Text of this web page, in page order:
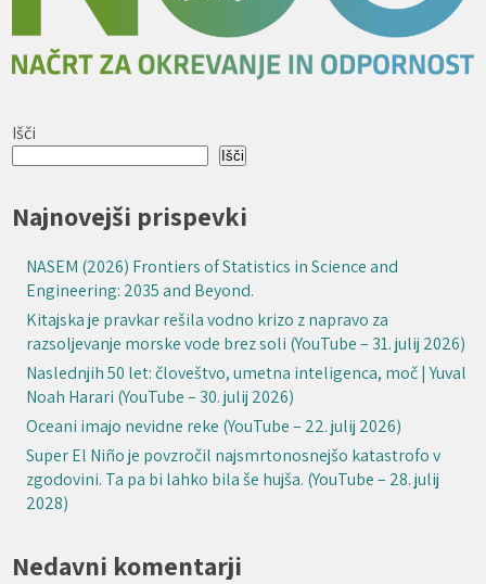
Išči
Išči
Najnovejši prispevki
NASEM (2026) Frontiers of Statistics in Science and
Engineering: 2035 and Beyond.
Kitajska je pravkar rešila vodno krizo z napravo za
razsoljevanje morske vode brez soli (YouTube – 31. julij 2026)
Naslednjih 50 let: človeštvo, umetna inteligenca, moč | Yuval
Noah Harari (YouTube – 30. julij 2026)
Oceani imajo nevidne reke (YouTube – 22. julij 2026)
Super El Niño je povzročil najsmrtonosnejšo katastrofo v
zgodovini. Ta pa bi lahko bila še hujša. (YouTube – 28. julij
2028)
Nedavni komentarji